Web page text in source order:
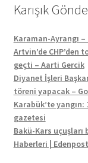
Karışık
Karaman-Ayrangı
Artvin’de
geçti – Aarti Gercik
Diyanet İşleri
töreni yapacak –
Karabük’te
gazetesi
Bakü-Kars uçuşları
Haberleri |